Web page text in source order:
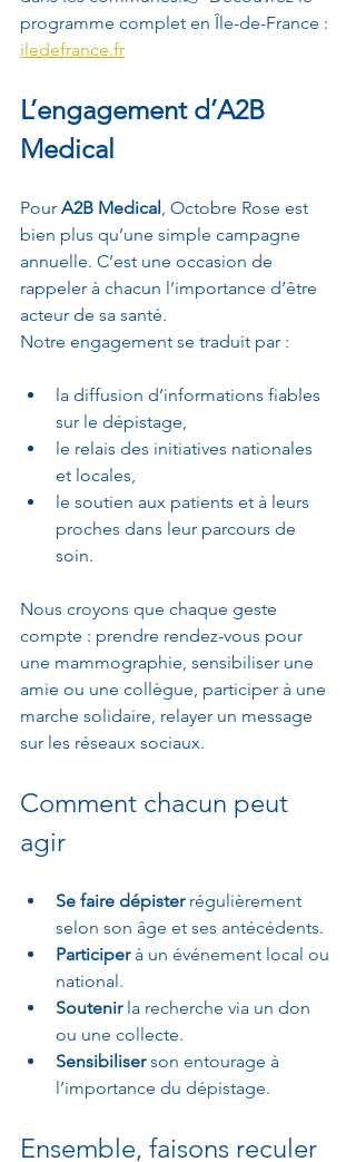
programme complet en Île-de-France :
iledefrance.fr
L’engagement d’A2B
Medical
Pour A2B Medical , Octobre Rose est
bien plus qu’une simple campagne
annuelle. C’est une occasion de
rappeler à chacun l’importance d’être
acteur de sa santé.
Notre engagement se traduit par :
la diffusion d’informations fiables
sur le dépistage,
le relais des initiatives nationales
et locales,
le soutien aux patients et à leurs
proches dans leur parcours de
soin.
Nous croyons que chaque geste
compte : prendre rendez-vous pour
une mammographie, sensibiliser une
amie ou une collègue, participer à une
marche solidaire, relayer un message
sur les réseaux sociaux.
Comment chacun peut
agir
Se faire dépister régulièrement
selon son âge et ses antécédents.
Participer à un événement local ou
national.
Soutenir la recherche via un don
ou une collecte.
Sensibiliser son entourage à
l’importance du dépistage.
Ensemble, faisons reculer